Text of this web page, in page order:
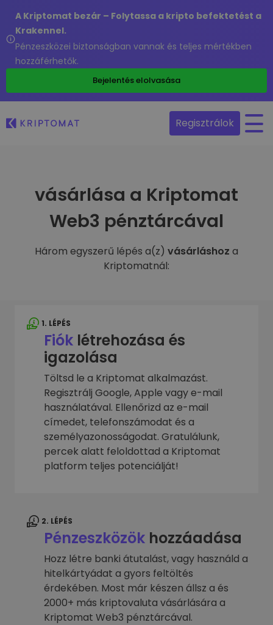
A Kriptomat bezár – Folytassa a kripto befektetést a
Krakennel.
Pénzeszközei biztonságban vannak és teljes mértékben
hozzáférhetők.
Bejelentés elolvasása
Regisztrálok
vásárlása a Kriptomat
Web3 pénztárcával
Három egyszerű lépés a(z) vásárláshoz a
Kriptomatnál:
1. LÉPÉS
Fiók létrehozása és
igazolása
Töltsd le a Kriptomat alkalmazást.
Regisztrálj Google, Apple vagy e-mail
használatával. Ellenőrizd az e-mail
címedet, telefonszámodat és a
személyazonosságodat. Gratulálunk,
percek alatt feloldottad a Kriptomat
platform teljes potenciálját!
2. LÉPÉS
Pénzeszközök hozzáadása
Hozz létre banki átutalást, vagy használd a
hitelkártyádat a gyors feltöltés
érdekében. Most már készen állsz a és
2000+ más kriptovaluta vásárlására a
Kriptomat Web3 pénztárcával.